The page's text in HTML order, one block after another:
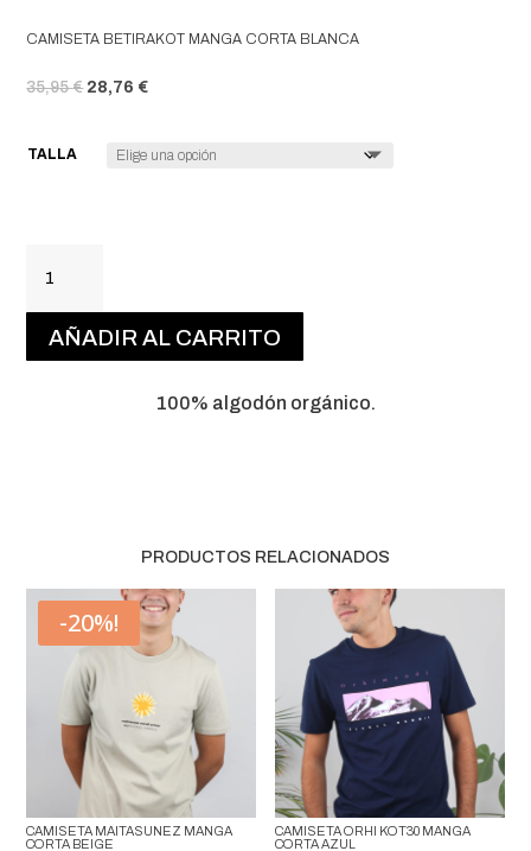
CAMISETA BETIRAKOT MANGA CORTA BLANCA
35,95€ 28,76 €
TALLA
BETIRAKOT
MANGA
CORTA
BLANCA
AÑADIR AL CARRITO
100% algodón orgánico.
PRODUCTOS RELACIONADOS
-20%!
CAMISETA MAITASUNEZ MANGA
CORTA BEIGE
CAMISETA ORHI KOT30 MANGA
CORTA AZUL